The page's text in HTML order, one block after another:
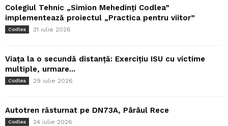
Colegiul Tehnic „Simion Mehedinți Codlea”
implementează proiectul „Practica pentru viitor”
Codlea 31 iulie 2026
Viața la o secundă distanță: Exercițiu ISU cu victime
multiple, urmare...
Codlea 29 iulie 2026
Autotren răsturnat pe DN73A, Pârâul Rece
Codlea 24 iulie 2026